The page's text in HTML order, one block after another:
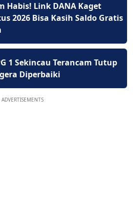
Habis! Link DANA Kaget
2026 Bisa Kasih Saldo Gratis
1 Sekincau Terancam Tutup
Diperbaiki
ADVERTISEMENTS